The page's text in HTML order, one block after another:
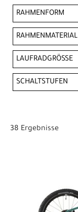
ONE SIZE
RAHMENFORM
Diamantrahmen
RAHMENMATERIAL
Aluminium
LAUFRADGRÖSSE
20"
SCHALTSTUFEN
38 Ergebnisse